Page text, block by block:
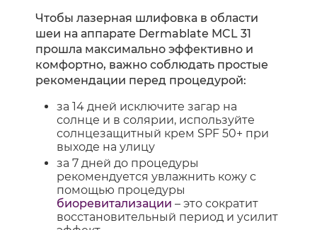
Чтобы лазерная шлифовка в области
шеи на аппарате Dermablate MCL 31
прошла максимально эффективно и
комфортно, важно соблюдать простые
рекомендации перед процедурой:
за 14 дней исключите загар на
солнце и в солярии, используйте
солнцезащитный крем SPF 50+ при
выходе на улицу
за 7 дней до процедуры
рекомендуется увлажнить кожу с
помощью процедуры
биоревитализации – это сократит
восстановительный период и усилит